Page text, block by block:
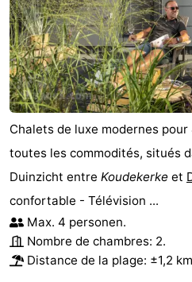
Chalets de luxe modernes
toutes les commodités, situés
Duinzicht entre Koudekerke et
confortable - Télévision ...
Max. 4 personen.
Nombre de chambres: 2.
Distance de la plage: ±1,2